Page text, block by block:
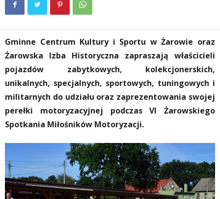
Gminne Centrum Kultury i Sportu w Żarowie oraz
Żarowska Izba Historyczna zapraszają właścicieli
pojazdów zabytkowych, kolekcjonerskich,
unikalnych, specjalnych, sportowych, tuningowych i
militarnych do udziału oraz zaprezentowania swojej
perełki motoryzacyjnej podczas VI Żarowskiego
Spotkania Miłośników Motoryzacji.